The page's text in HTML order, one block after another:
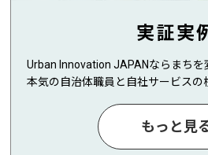
実証実
Urban Innovation JAPANならまち
本気の自治体職員と自社サービスの
もっと見